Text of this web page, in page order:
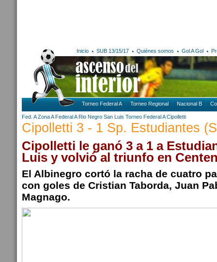
Inicio SUB 13/15/17 Quiénes somos Gol A Gol
Torneo Federal A Torneo Regional Nacional B
Fed. A Zona A Federal A Rio Negro San Luis Torneo Federal A Cipolletti
Cipolletti 3 - 1 Sp. Estudiantes
Cipolletti le ganó 3 a 1 a
Luis y volvió al triunfo en
El Albinegro cortó la racha de cuatro
con goles de Cristian Taborda, Juan
Magnago.